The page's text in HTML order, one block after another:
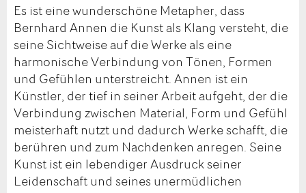
Es ist eine wunderschöne Metapher, dass
Bernhard Annen die Kunst als Klang versteht, die
seine Sichtweise auf die Werke als eine
harmonische Verbindung von Tönen, Formen
und Gefühlen unterstreicht. Annen ist ein
Künstler, der tief in seiner Arbeit aufgeht, der die
Verbindung zwischen Material, Form und Gefühl
meisterhaft nutzt und dadurch Werke schafft, die
berühren und zum Nachdenken anregen. Seine
Kunst ist ein lebendiger Ausdruck seiner
Leidenschaft und seines unermüdlichen